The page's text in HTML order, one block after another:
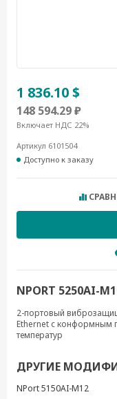
1 836.10 $
148 594.29 ₽
Включает НДС 22%
Артикул 6101504
Доступно к заказу
NPORT 5250AI-
2-портовый
Ethernet с конформным
температур
ДРУГИЕ
NPort 5150AI-M12